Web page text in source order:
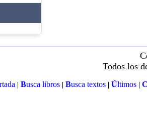
Todos los
| Busca libros| Busca textos| Últimos|